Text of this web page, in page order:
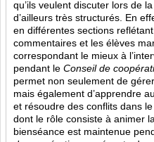
qu’ils veulent discuter lors de
d’ailleurs très structurés. En
en différentes sections
commentaires et les élèves
correspondant le mieux à
pendant le Conseil de
permet non seulement de
mais également d’apprendre
et résoudre des conflits dans le
dont le rôle consiste à animer
bienséance est maintenue